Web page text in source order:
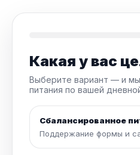
Какая у вас
Выберите вариант — и
питания по вашей
Сбалансированное
Поддержание формы и